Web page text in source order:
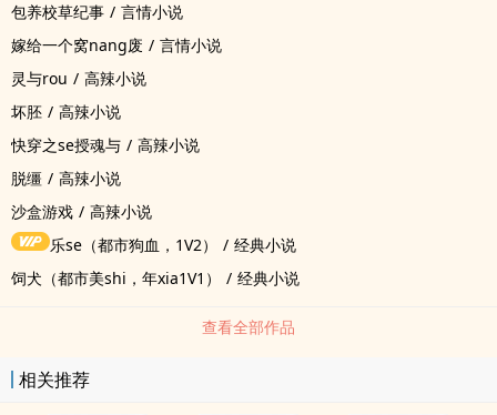
包养校草纪事 / 言情小说
嫁给一个窝nang废 / 言情小说
灵与rou / 高辣小说
坏胚 / 高辣小说
快穿之se授魂与 / 高辣小说
脱缰 / 高辣小说
沙盒游戏 / 高辣小说
乐se（都市狗血，1V2）
/ 经典小说
饲犬（都市美shi，年xia1V1）
/ 经典小说
查看全部作品
相关推荐